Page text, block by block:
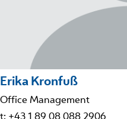
Erika Kronfuß
Office Management
t: +43 1 89 08 088 2906